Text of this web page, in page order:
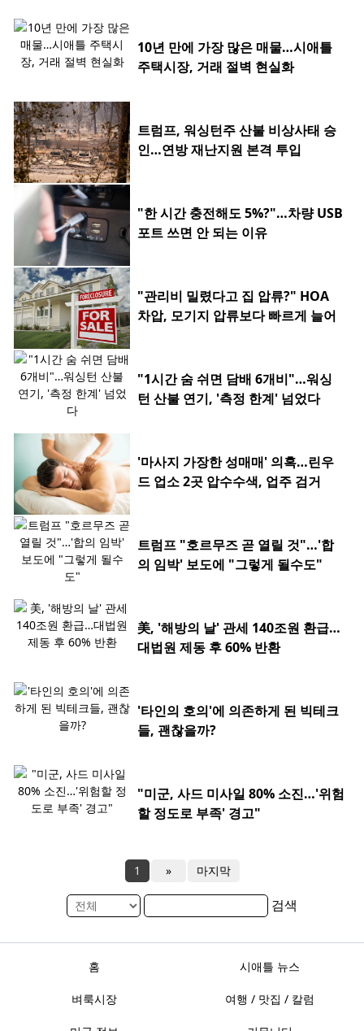
10년 만에 가장 많은 매물…시애틀
주택시장, 거래 절벽 현실화
트럼프, 워싱턴주 산불 비상사태 승
인…연방 재난지원 본격 투입
"한 시간 충전해도 5%?"…차량 USB
포트 쓰면 안 되는 이유
"관리비 밀렸다고 집 압류?" HOA
차압, 모기지 압류보다 빠르게 늘어
"1시간 숨 쉬면 담배 6개비"…워싱
턴 산불 연기, '측정 한계' 넘었다
'마사지 가장한 성매매' 의혹…린우
드 업소 2곳 압수수색, 업주 검거
트럼프 "호르무즈 곧 열릴 것"…'합
의 임박' 보도에 "그렇게 될수도"
美, '해방의 날' 관세 140조원 환급…
대법원 제동 후 60% 반환
'타인의 호의'에 의존하게 된 빅테크
들, 괜찮을까?
"미군, 사드 미사일 80% 소진…'위험
할 정도로 부족' 경고"
1 » 마지막
검색
홈 시애틀 뉴스
벼룩시장 여행 / 맛집 / 칼럼